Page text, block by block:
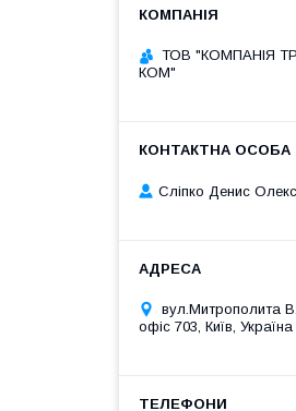
ТОВ "КОМПАНІЯ
КОМ"
Сліпко Денис
вул.Митрополита
офіс 703, Київ, Україна